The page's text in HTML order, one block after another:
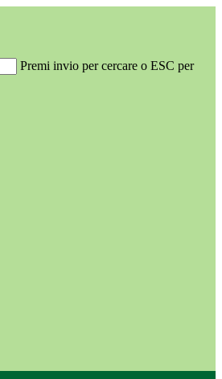
Premi invio per cercare o ESC per